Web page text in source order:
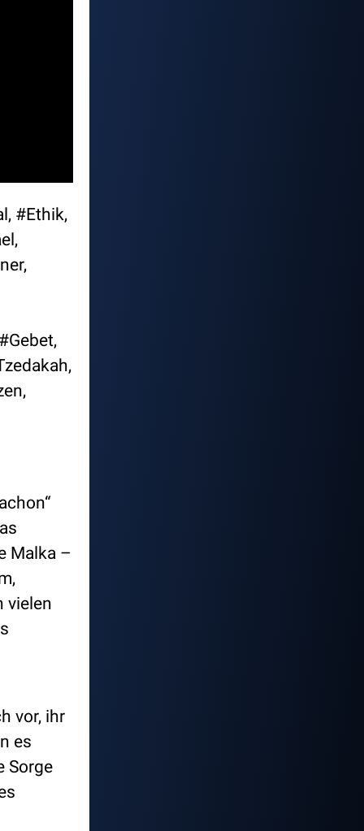
#Ethik,
Malka –
vielen
vor, ihr
es
Sorge